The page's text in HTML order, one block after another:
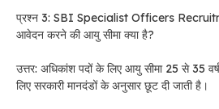
प्रश्न 3: SBI Specialist Officers
आवेदन करने की आयु सीमा क्या है?
उत्तर: अधिकांश पदों के लिए आयु सीमा 25 से 35
लिए सरकारी मानदंडों के अनुसार छूट दी जाती है।